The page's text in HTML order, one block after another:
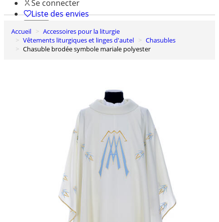
Se connecter
Liste des envies
0
Panier
Accueil
Accessoires pour la liturgie
Vêtements liturgiques et linges d'autel
Chasubles
Chasuble brodée symbole mariale polyester